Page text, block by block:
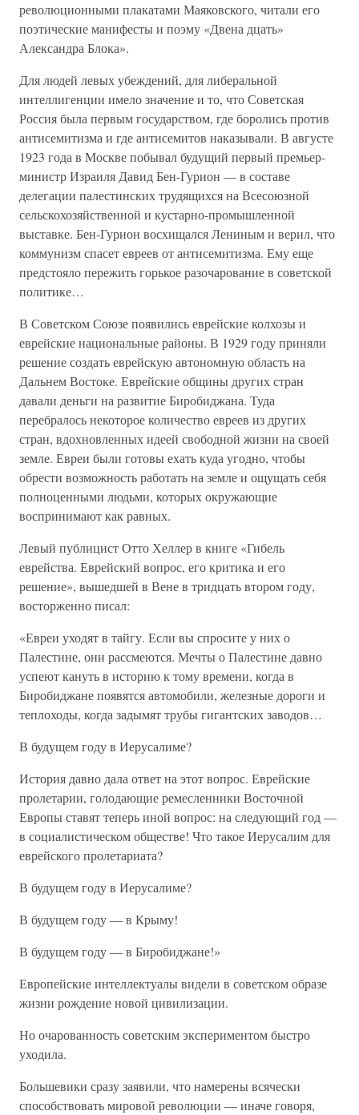
революционными плакатами Маяковского, читали его
поэтические манифесты и поэму «Двена дцать»
Александра Блока».
Для людей левых убеждений, для либеральной
интеллигенции имело значение и то, что Советская
Россия была первым государством, где боролись против
антисемитизма и где антисемитов наказывали. В августе
1923 года в Москве побывал будущий первый премьер-
министр Израиля Давид Бен-Гурион — в составе
делегации палестинских трудящихся на Всесоюзной
сельскохозяйственной и кустарно-промышленной
выставке. Бен-Гурион восхищался Лениным и верил, что
коммунизм спасет евреев от антисемитизма. Ему еще
предстояло пережить горькое разочарование в советской
политике…
В Советском Союзе появились еврейские колхозы и
еврейские национальные районы. В 1929 году приняли
решение создать еврейскую автономную область на
Дальнем Востоке. Еврейские общины других стран
давали деньги на развитие Биробиджана. Туда
перебралось некоторое количество евреев из других
стран, вдохновленных идеей свободной жизни на своей
земле. Евреи были готовы ехать куда угодно, чтобы
обрести возможность работать на земле и ощущать себя
полноценными людьми, которых окружающие
воспринимают как равных.
Левый публицист Отто Хеллер в книге «Гибель
еврейства. Еврейский вопрос, его критика и его
решение», вышедшей в Вене в тридцать втором году,
восторженно писал:
«Евреи уходят в тайгу. Если вы спросите у них о
Палестине, они рассмеются. Мечты о Палестине давно
успеют кануть в историю к тому времени, когда в
Биробиджане появятся автомобили, железные дороги и
теплоходы, когда задымят трубы гигантских заводов…
В будущем году в Иерусалиме?
История давно дала ответ на этот вопрос. Еврейские
пролетарии, голодающие ремесленники Восточной
Европы ставят теперь иной вопрос: на следующий год —
в социалистическом обществе! Что такое Иерусалим для
еврейского пролетариата?
В будущем году в Иерусалиме?
В будущем году — в Крыму!
В будущем году — в Биробиджане!»
Европейские интеллектуалы видели в советском образе
жизни рождение новой цивилизации.
Но очарованность советским экспериментом быстро
уходила.
Большевики сразу заявили, что намерены всячески
способствовать мировой революции — иначе говоря,